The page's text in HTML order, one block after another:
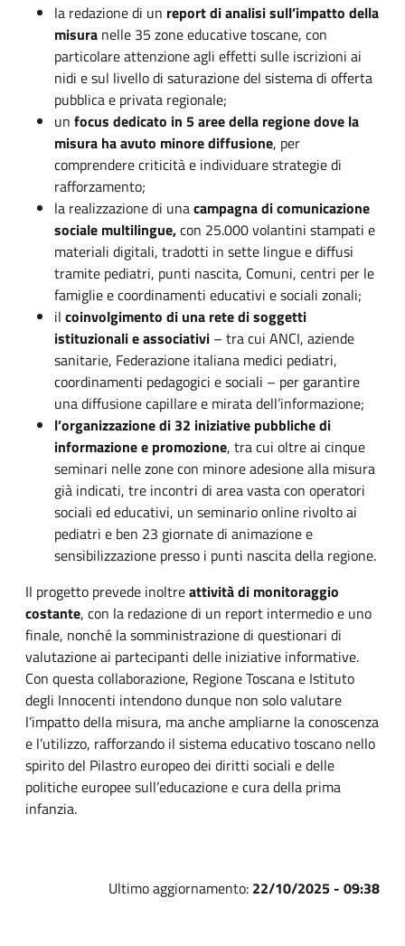
la redazione di un report di analisi sull’impatto della
misura nelle 35 zone educative toscane, con
particolare attenzione agli effetti sulle iscrizioni ai
nidi e sul livello di saturazione del sistema di offerta
pubblica e privata regionale;
un focus dedicato in 5 aree della regione dove la
misura ha avuto minore diffusione, per
comprendere criticità e individuare strategie di
rafforzamento;
la realizzazione di unacampagna di comunicazione
sociale multilingue,con 25.000 volantini stampati e
materiali digitali, tradotti in sette lingue e diffusi
tramite pediatri, punti nascita, Comuni, centri per le
famiglie e coordinamenti educativi e sociali zonali;
il coinvolgimento di una rete di soggetti
istituzionali e associativi – tra cui ANCI, aziende
sanitarie, Federazione italiana medici pediatri,
coordinamenti pedagogici e sociali – per garantire
una diffusione capillare e mirata dell’informazione;
l’organizzazione di 32 iniziative pubbliche di
informazione e promozione, tra cui oltre ai cinque
seminari nelle zone con minore adesione alla misura
già indicati, tre incontri di area vasta con operatori
sociali ed educativi, un seminario online rivolto ai
pediatri e ben 23 giornate di animazione e
sensibilizzazione presso i punti nascita della regione.
Il progetto prevede inoltreattività di monitoraggio
costante, con la redazione di un report intermedio e uno
finale, nonché la somministrazione di questionari di
valutazione ai partecipanti delle iniziative informative.
Con questa collaborazione, Regione Toscana e Istituto
degli Innocenti intendono dunque non solo valutare
l’impatto della misura, ma anche ampliarne la conoscenza
e l’utilizzo, rafforzando il sistema educativo toscano nello
spirito del Pilastro europeo dei diritti sociali e delle
politiche europee sull’educazione e cura della prima
infanzia.
Ultimo aggiornamento: 22/10/2025 - 09:38